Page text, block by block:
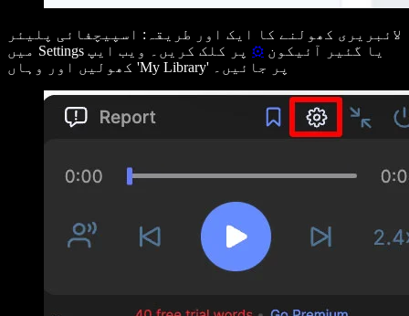
لائبریری کھولنے کا ایک اور طریقہ: اسپیچفائی پلیئر
Settings یا گئیر آئیکون ⚙️ پر کلک کریں۔ ویب ایپ
کھولیں اور وہاں 'My Library' پر جائیں۔